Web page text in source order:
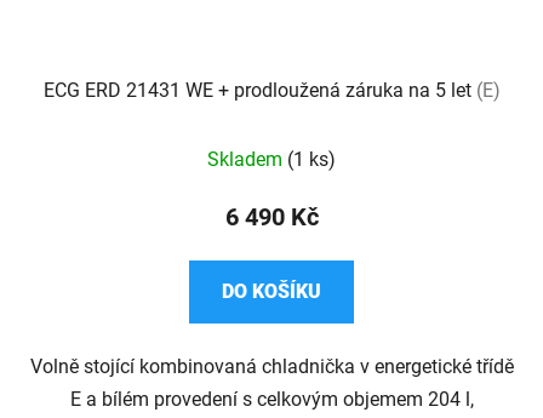
ECG ERD 21431 WE + prodloužená záruka na 5 let (E)
Skladem (1 ks)
6 490 Kč
DO KOŠÍKU
Volně stojící kombinovaná chladnička v energetické třídě
E a bílém provedení s celkovým objemem 204 l,